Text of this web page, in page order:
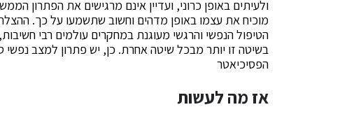
ולעיתים באופן כרוני, ועדיין אינם מרגישים את הפתרון
מוכיח את עצמו באופן מדהים וחשוב שתשמעו על כך.
הטיפול הנפשי והרגשי מעוגנת במחקרים עולמים רבי
בשיטה זו יותר מבכל שיטה אחרת. כן, יש פתרון למצב
הפסיכיאטר
אז מה לעשות